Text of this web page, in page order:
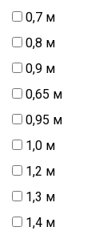
0,7 м
0,8 м
0,9 м
0,65 м
0,95 м
1,0 м
1,2 м
1,3 м
1,4 м